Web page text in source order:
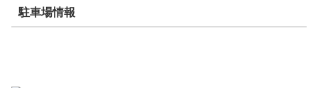
駐車場情報